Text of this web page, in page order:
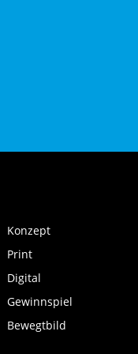
Konzept
Print
Digital
Gewinnspiel
Bewegtbild